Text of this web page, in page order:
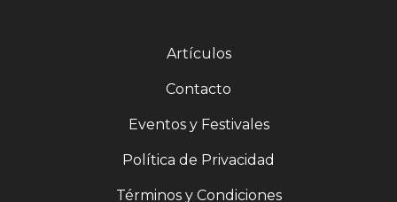
Artículos
Contacto
Eventos y Festivales
Política de Privacidad
Términos y Condiciones